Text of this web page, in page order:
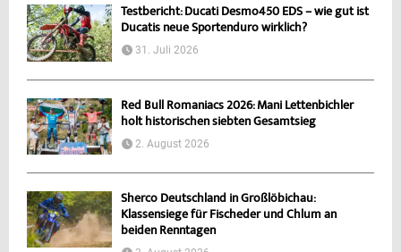
Testbericht: Ducati Desmo450 EDS – wie gut ist
Ducatis neue Sportenduro wirklich?
31. Juli 2026
Red Bull Romaniacs 2026: Mani Lettenbichler
holt historischen siebten Gesamtsieg
2. August 2026
Sherco Deutschland in Großlöbichau:
Klassensiege für Fischeder und Chlum an
beiden Renntagen